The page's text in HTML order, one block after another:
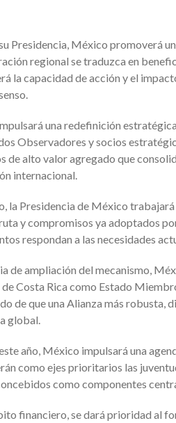
Presidencia, México promoverá
regional se traduzca en
la capacidad de acción y el
una redefinición
Observadores y socios
de alto valor agregado que
internacional.
la Presidencia de México
y compromisos ya adoptados
respondan a las necesidades
de ampliación del mecanismo,
de Costa Rica como Estado
de que una Alianza más robusta,
global.
año, México impulsará una
como ejes prioritarios las
como componentes
financiero, se dará prioridad al